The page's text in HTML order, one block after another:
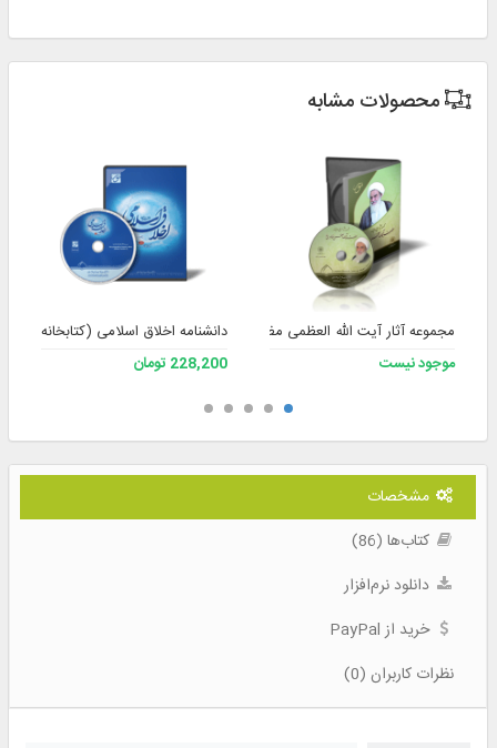
محصولات مشابه
مجموعه آثار آیت الله العظمی مظاهری حفظه الله
موجود نیست
دانشنامه اخلاق اسلامی (کتابخانه نسخه 2)
228,200 تومان
مشخصات
کتاب‌ها (86)
دانلود نرم‌افزار
خرید از PayPal
نظرات کاربران (0)